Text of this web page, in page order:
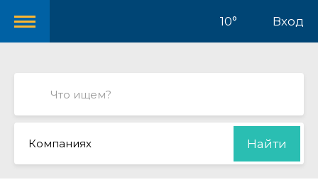
10° Вход
Компаниях Найти